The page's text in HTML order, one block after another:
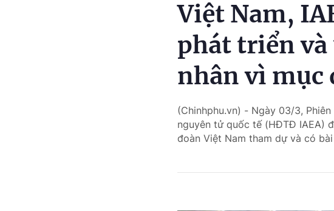
Việt Nam,
phát triển và
nhân vì mục
(Chinhphu.vn) - Ngày 03/3,
nguyên tử quốc tế (HĐTĐ IAEA)
đoàn Việt Nam tham dự và có